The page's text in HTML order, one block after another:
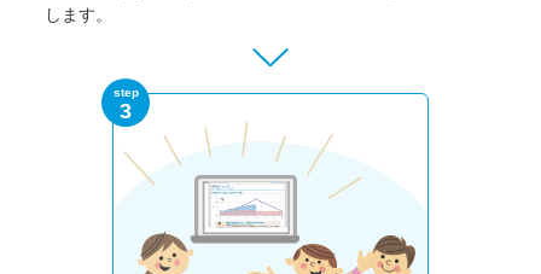
します。
step
3